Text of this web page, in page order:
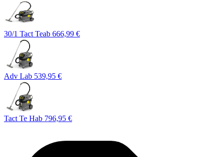
30/1 Tact Teab 666,99 €
Adv Lab 539,95 €
Tact Te Hab 796,95 €